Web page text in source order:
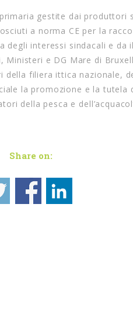
gestite dai produttori
a norma CE per la
interessi sindacali e da
e DG Mare di
filiera ittica nazionale,
la promozione e la
della pesca e
Share on: